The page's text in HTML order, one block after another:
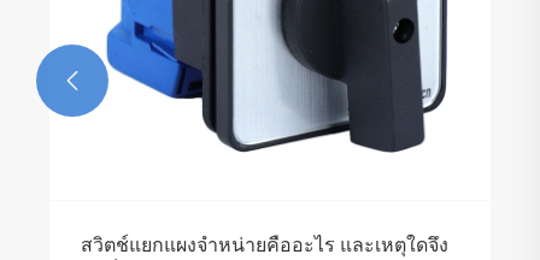
สวิตช์แยกแผงจำหน่ายคืออะไร และเหตุใดจึง
